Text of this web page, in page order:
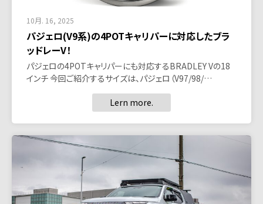
10月. 16, 2025
パジェロ(V9系)の4POTキャリパーに対応したブラ
ッドレーV！
パジェロの4POTキャリパーにも対応するBRADLEY Vの18
インチ 今回ご紹介するサイズは、パジェロ（V97/98/…
Lern more.